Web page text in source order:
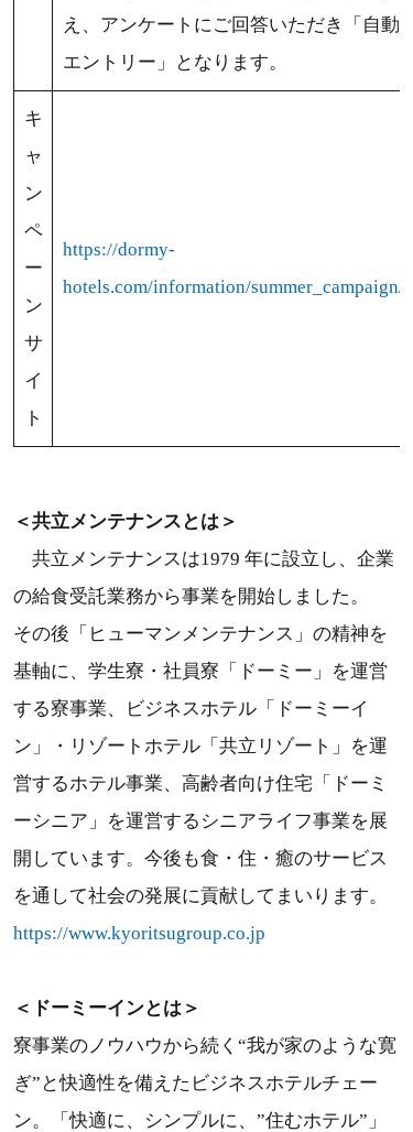
え、アンケートにご回答いただき「自動
エントリー」となります。
キ
ャ
ン
ペ
ー
ン
サ
イ
ト
https://dormy-
hotels.com/information/summer_campaign/
＜共立メンテナンスとは＞
共立メンテナンスは1979 年に設立し、企業
の給食受託業務から事業を開始しました。
その後「ヒューマンメンテナンス」の精神を
基軸に、学生寮・社員寮「ドーミー」を運営
する寮事業、ビジネスホテル「ドーミーイ
ン」・リゾートホテル「共立リゾート」を運
営するホテル事業、高齢者向け住宅「ドーミ
ーシニア」を運営するシニアライフ事業を展
開しています。今後も食・住・癒のサービス
を通して社会の発展に貢献してまいります。
https://www.kyoritsugroup.co.jp
＜ドーミーインとは＞
寮事業のノウハウから続く“我が家のような寛
ぎ”と快適性を備えたビジネスホテルチェー
ン。「快適に、シンプルに、”住むホテル”」